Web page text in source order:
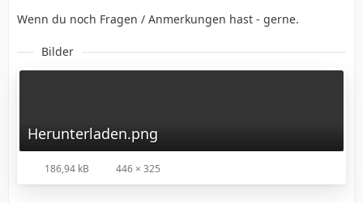
Wenn du noch Fragen / Anmerkungen hast - gerne.
Bilder
Herunterladen.png
186,94 kB 446 × 325